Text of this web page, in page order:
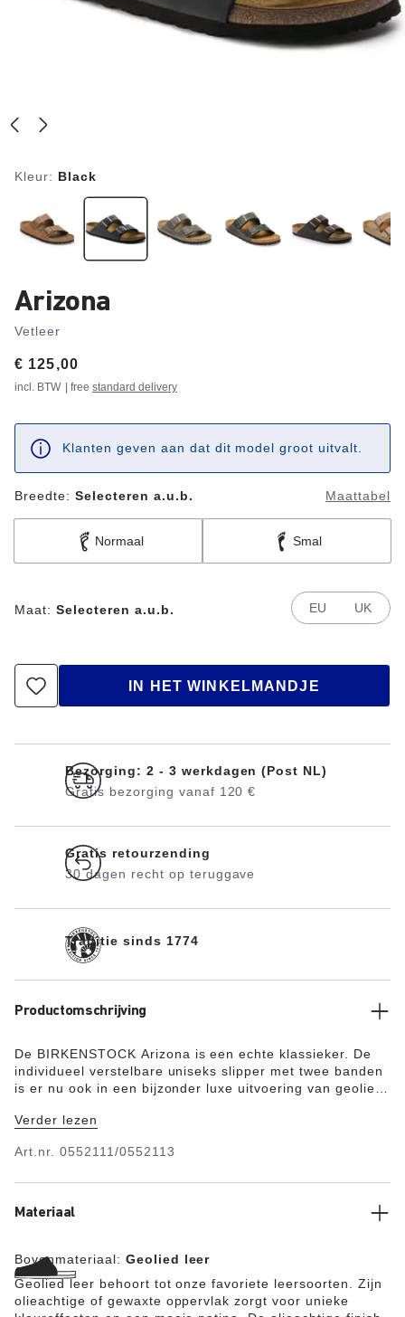
Kleur: Black
Arizona
Vetleer
Price:
€ 125,00
incl. BTW | free standard delivery
Klanten geven aan dat dit model groot uitvalt.
Breedte: Selecteren a.u.b. Maattabel
Normaal Smal
Maat: Selecteren a.u.b. EU UK
IN HET WINKELMANDJE
Bezorging: 2 - 3 werkdagen (Post NL)
Gratis bezorging vanaf 120 €
Gratis retourzending
30 dagen recht op teruggave
Traditie sinds 1774
Productomschrijving
De BIRKENSTOCK Arizona is een echte klassieker. De
individueel verstelbare uniseks slipper met twee banden
is er nu ook in een bijzonder luxe uitvoering van geolied
accentueert de ambachtelijke, natuurlijke uitstraling van
Verder lezen
Art.nr. 0552111/0552113
Materiaal
Bovenmateriaal: Geolied leer
Geolied leer behoort tot onze favoriete leersoorten. Zijn
olieachtige of gewaxte oppervlak zorgt voor unieke